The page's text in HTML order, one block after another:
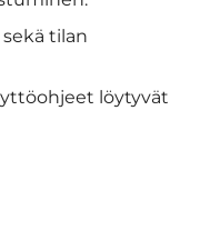
tilan
löytyvät